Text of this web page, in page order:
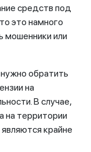
средств под
это намного
мошенники или
обратить
на
В случае,
на территории
крайне